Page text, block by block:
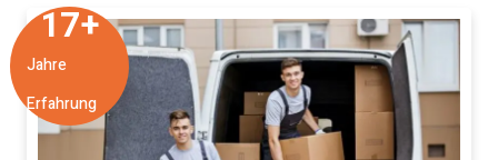
Jahre
Erfahrung
17+